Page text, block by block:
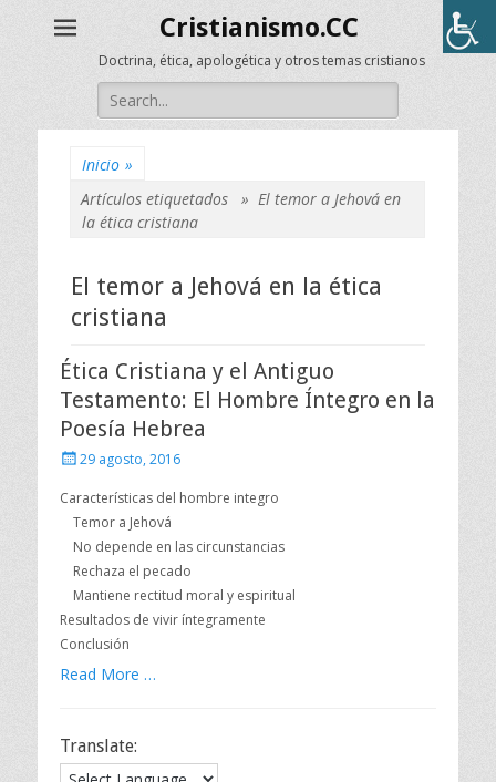
Cristianismo.CC
Doctrina, ética, apologética y otros temas cristianos
Buscar:
Inicio »
Artículos etiquetados » El temor a Jehová en
la ética cristiana
El temor a Jehová en la ética
cristiana
Ética Cristiana y el Antiguo
Testamento: El Hombre Íntegro en la
Poesía Hebrea
Publicado
29 agosto, 2016
Características del hombre integro
Temor a Jehová
No depende en las circunstancias
Rechaza el pecado
Mantiene rectitud moral y espiritual
Resultados de vivir íntegramente
Conclusión
Read More …
Translate: